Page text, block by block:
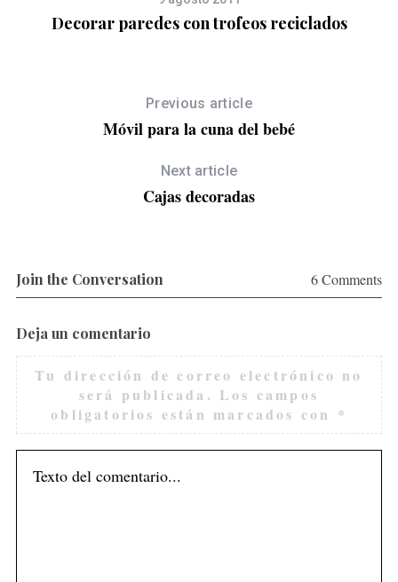
Decorar paredes con trofeos reciclados
Previous article
Móvil para la cuna del bebé
Next article
Cajas decoradas
Join the Conversation 6 Comments
Deja un comentario
Tu dirección de correo electrónico no
será publicada. Los campos
obligatorios están marcados con *
e
c
f
r